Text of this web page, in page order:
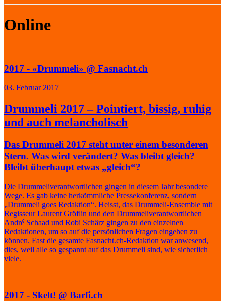
Online
2017 - «Drummeli» @ Fasnacht.ch
03. Februar 2017
Drummeli 2017 – Pointiert, bissig, ruhig
und auch melancholisch
Das Drummeli 2017 steht unter einem besonderen
Stern. Was wird verändert? Was bleibt gleich?
Bleibt überhaupt etwas „gleich“?
Die Drummeliverantwortlichen gingen in diesem Jahr besondere
Wege. Es gab keine herkömmliche Pressekonferenz, sondern
„Drummeli goes Redaktion“. Heisst, das Drummeli-Ensemble mit
Regisseur Laurent Gröflin und den Drummeliverantwortlichen
André Schaad und Robi Schärz gingen zu den einzelnen
Redaktionen, um so auf die persönlichen Fragen eingehen zu
können. Fast die gesamte Fasnacht.ch-Redaktion war anwesend,
dies, weil alle so gespannt auf das Drummeli sind, wie sicherlich
viele.
2017 - Skelt! @ Barfi.ch